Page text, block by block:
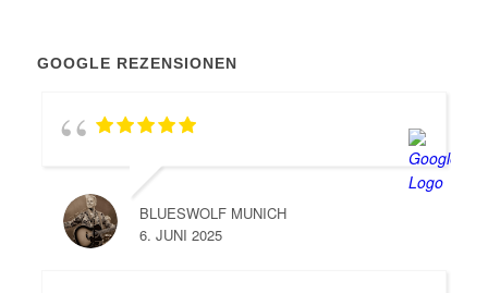
GOOGLE REZENSIONEN
BLUESWOLF MUNICH
6. JUNI 2025